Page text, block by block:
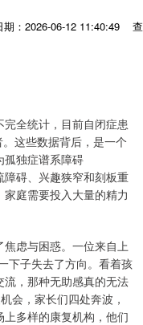
期：2026-06-12 11:40:49
查
全统计，目前自闭症患
这些数据背后，是一个
孤独症谱系障碍
障碍、兴趣狭窄和刻板重
庭需要投入大量的精力
虑与困惑。一位来自上
下子失去了方向。看着孩
，那种无助感真的无法
会，家长们四处奔波，
多样的康复机构，他们